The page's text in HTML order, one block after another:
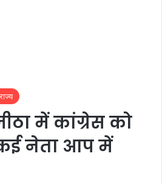
राज्य
में कांग्रेस को
नेता आप में